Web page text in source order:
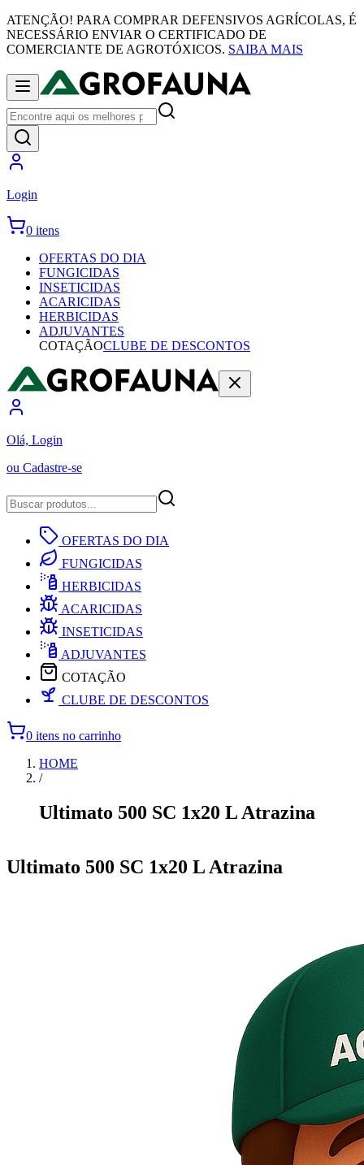
ATENÇÃO! PARA COMPRAR DEFENSIVOS AGRÍCOLAS, É
NECESSÁRIO ENVIAR O CERTIFICADO DE
COMERCIANTE DE AGROTÓXICOS. SAIBA MAIS
Login
0 itens
OFERTAS DO DIA
FUNGICIDAS
INSETICIDAS
ACARICIDAS
HERBICIDAS
ADJUVANTES
COTAÇÃOCLUBE DE DESCONTOS
Olá, Login
ou Cadastre-se
OFERTAS DO DIA
FUNGICIDAS
HERBICIDAS
ACARICIDAS
INSETICIDAS
ADJUVANTES
COTAÇÃO
CLUBE DE DESCONTOS
0 itens no carrinho
HOME
/
Ultimato 500 SC 1x20 L Atrazina
1
of
Ultimato 500 SC 1x20 L Atrazina